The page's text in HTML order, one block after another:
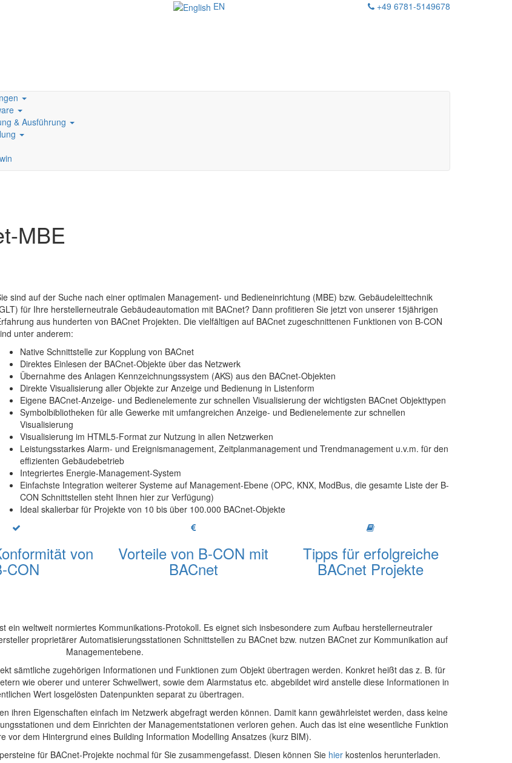
EN +49 6781-5149678
& Ausführung
MBE
sind auf der Suche nach einer optimalen Management- und Bedieneinrichtung (MBE) bzw. Gebäudeleittechnik
für Ihre herstellerneutrale Gebäudeautomation mit BACnet? Dann profitieren Sie jetzt von unserer 15jährigen
aus hunderten von BACnet Projekten. Die vielfältigen auf BACnet zugeschnittenen Funktionen von B-CON
unter anderem:
Native Schnittstelle zur Kopplung von BACnet
Direktes Einlesen der BACnet-Objekte über das Netzwerk
Übernahme des Anlagen Kennzeichnungssystem (AKS) aus den BACnet-Objekten
Direkte Visualisierung aller Objekte zur Anzeige und Bedienung in Listenform
Eigene BACnet-Anzeige- und Bedienelemente zur schnellen Visualisierung der wichtigsten BACnet Objekttypen
Symbolbibliotheken für alle Gewerke mit umfangreichen Anzeige- und Bedienelemente zur schnellen
Visualisierung
Visualisierung im HTML5-Format zur Nutzung in allen Netzwerken
Leistungsstarkes Alarm- und Ereignismanagement, Zeitplanmanagement und Trendmanagement u.v.m. für den
effizienten Gebäudebetrieb
Integriertes Energie-Management-System
Einfachste Integration weiterer Systeme auf Management-Ebene (OPC, KNX, ModBus, die gesamte Liste der B-
CON Schnittstellen steht Ihnen hier zur Verfügung)
Ideal skalierbar für Projekte von 10 bis über 100.000 BACnet-Objekte
von
CON
Vorteile von B-CON mit
BACnet
Tipps für erfolgreiche
BACnet Projekte
ein weltweit normiertes Kommunikations-Protokoll. Es eignet sich insbesondere zum Aufbau herstellerneutraler
proprietärer Automatisierungsstationen Schnittstellen zu BACnet bzw. nutzen BACnet zur Kommunikation auf
Managementebene.
sämtliche zugehörigen Informationen und Funktionen zum Objekt übertragen werden. Konkret heißt das z. B. für
wie oberer und unterer Schwellwert, sowie dem Alarmstatus etc. abgebildet wird anstelle diese Informationen in
Wert losgelösten Datenpunkten separat zu übertragen.
ihren Eigenschaften einfach im Netzwerk abgefragt werden können. Damit kann gewährleistet werden, dass keine
und dem Einrichten der Managementstationen verloren gehen. Auch das ist eine wesentliche Funktion
vor dem Hintergrund eines Building Information Modelling Ansatzes (kurz BIM).
für BACnet-Projekte nochmal für Sie zusammengefasst. Diesen können Sie hierkostenlos herunterladen.